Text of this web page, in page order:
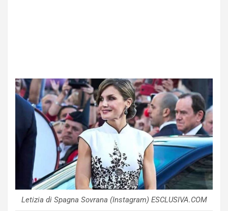
Letizia di Spagna Sovrana (Instagram) ESCLUSIVA.COM